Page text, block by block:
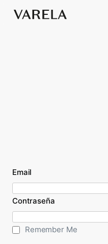
Email
Contraseña
Remember Me